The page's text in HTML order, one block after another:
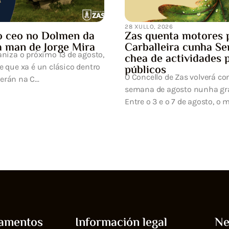
para a
Semana Cultural
para todos os
converter a primeira
Información legal